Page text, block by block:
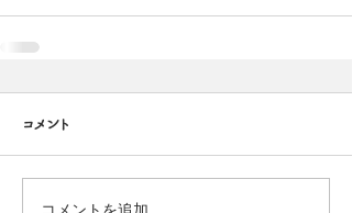
コメント
コメントを追加…